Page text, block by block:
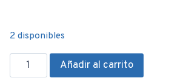
2 disponibles
Bolsa
para
Añadir al carrito